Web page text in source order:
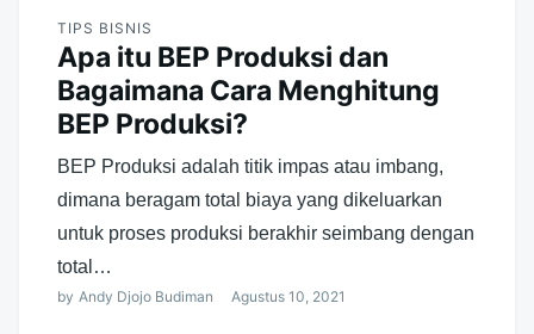
TIPS BISNIS
Apa itu BEP Produksi dan
Bagaimana Cara Menghitung
BEP Produksi?
BEP Produksi adalah titik impas atau imbang,
dimana beragam total biaya yang dikeluarkan
untuk proses produksi berakhir seimbang dengan
total…
by Andy Djojo Budiman Agustus 10, 2021